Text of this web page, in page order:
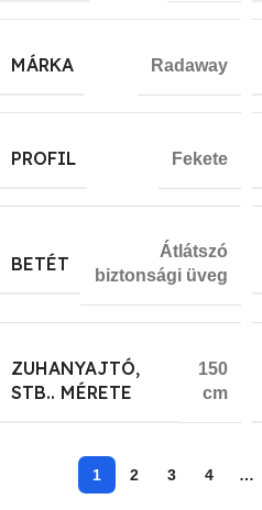
MÁRKA Radaway
PROFIL Fekete
BETÉT
Átlátszó
biztonsági üveg
ZUHANYAJTÓ,
STB.. MÉRETE
150
cm
1 2 3 4 …